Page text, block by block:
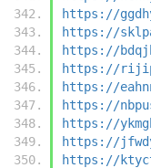
https://
https://
https://
https://
https://
https://
https://
https://
https://